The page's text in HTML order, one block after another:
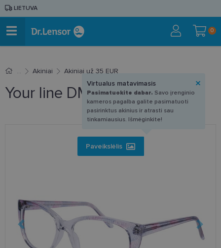
LIETUVA
0
Akiniai Akiniai už 35 EUR
Your line DM 1166 C1 52-17
Paveikslėlis
Virtualus matavimasis
Pasimatuokite dabar. Savo įrenginio
kameros pagalba galite pasimatuoti
pasirinktus akinius ir atrasti sau
tinkamiausius. Išmėginkite!